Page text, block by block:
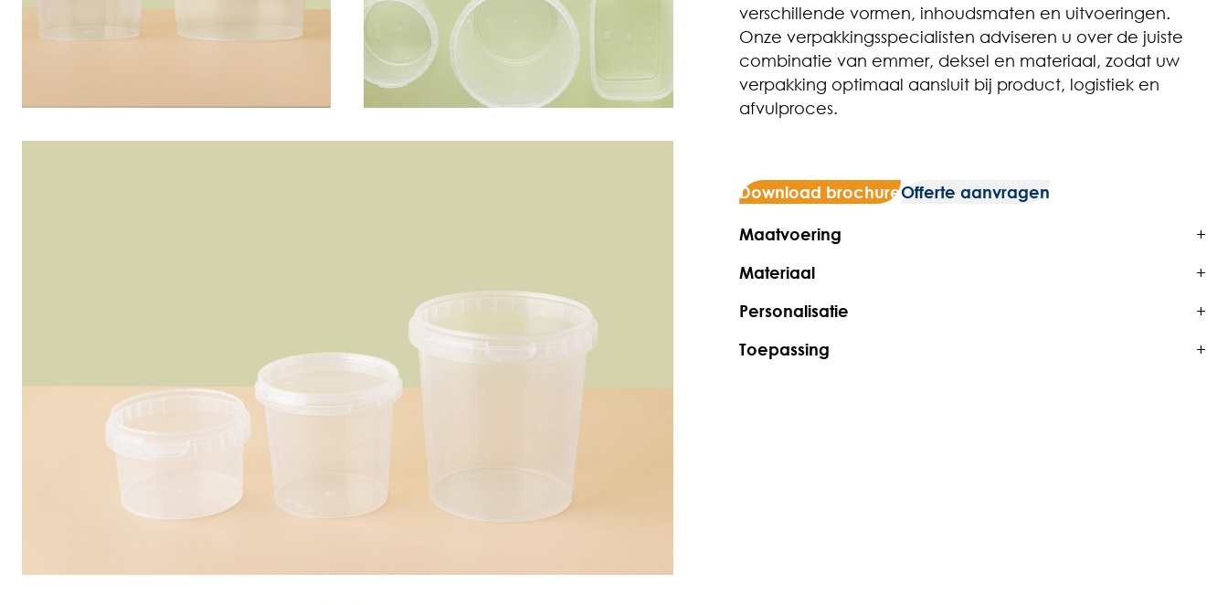
verschillende vormen, inhoudsmaten en uitvoeringen.
Onze verpakkingsspecialisten adviseren u over de juiste
combinatie van emmer, deksel en materiaal, zodat uw
verpakking optimaal aansluit bij product, logistiek en
afvulproces.
Download brochureOfferte aanvragen
Maatvoering
+
Materiaal
+
Personalisatie
+
Toepassing
+